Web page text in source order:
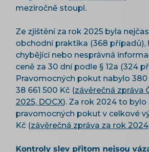
meziročně stoupl.
Ze zjištění za rok 2025 byla
obchodní praktika (368 případů),
chybějící nebo nesprávná
ceně za 30 dní podle § 12a (324
Pravomocných pokut nabylo 380
38 661 500 Kč (závěrečná zpráva
2025, DOCX). Za rok 2024 to bylo
pravomocných pokut v celkové
Kč (závěrečná zpráva za rok
Kontroly slev přitom nejsou